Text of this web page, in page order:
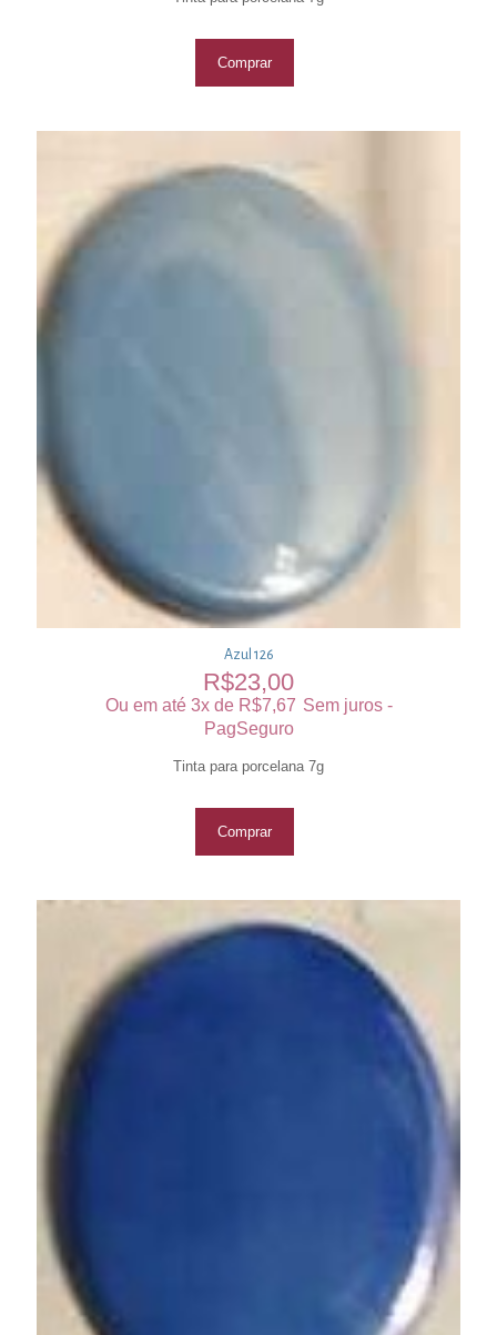
Comprar
Azul 126
R$23,00
Ou em até 3x de R$7,67 Sem juros -
PagSeguro
Tinta para porcelana 7g
Comprar